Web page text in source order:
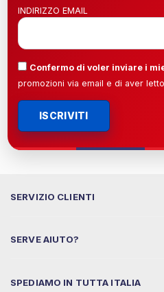
INDIRIZZO EMAIL
Confermo di voler inviare i
promozioni via email e di aver letto
ISCRIVITI
SERVIZIO CLIENTI
SERVE AIUTO?
SPEDIAMO IN TUTTA ITALIA